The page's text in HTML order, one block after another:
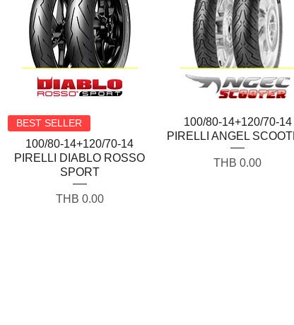
Quick View
BEST SELLER
100/80-14+120/70-14
PIRELLI DIABLO ROSSO
SPORT
Price
THB 0.00
Quick View
100/80-14+120/70-14
PIRELLI ANGEL
Price
THB 0.00